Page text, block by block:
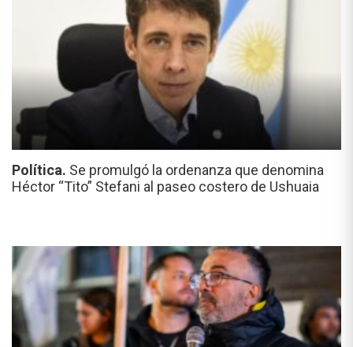
Política. Se promulgó la ordenanza que denomina
Héctor “Tito” Stefani al paseo costero de Ushuaia